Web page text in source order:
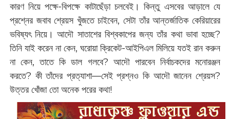
কারণ নিয়ে পক্ষে-বিপক্ষে কাটাছেঁড়া চলবেই। কিন্তু এসবের আড়ালে যে
প্রশ্নের জবাব শ্রেয়স খুঁজতে চাইবেন, সেটা তাঁর আন্তর্জাতিক কেরিয়ারের
ভবিষ্যৎ নিয়ে। আদৌ সাতাশের বিশ্বকাপের জন্য তাঁর কথা ভাবা হচ্ছে?
তিনি যাই করেন না কেন, ঘরোয়া ক্রিকেট-আইপিএল মিলিয়ে যতই রান করুন
না কেন, তাতে কি ডাল গলবে? আদৌ পারবেন নির্বাচকদের মনোরঞ্জন
করতে? কী তাঁদের প্রত্যাশা—সেই প্রশ্নও কি আদৌ জানেন শ্রেয়স?
উত্তর খোঁজা তো অনেক পরের কথা!